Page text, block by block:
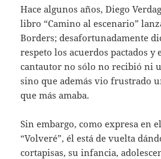
Hace algunos años, Diego
libro “Camino al escenario”
Borders; desafortunadamente
respeto los acuerdos pactados y
cantautor no sólo no recibió ni
sino que además vio frustrado
que más amaba.
Sin embargo, como expresa en
“Volveré”, él está de vuelta
cortapisas, su infancia,